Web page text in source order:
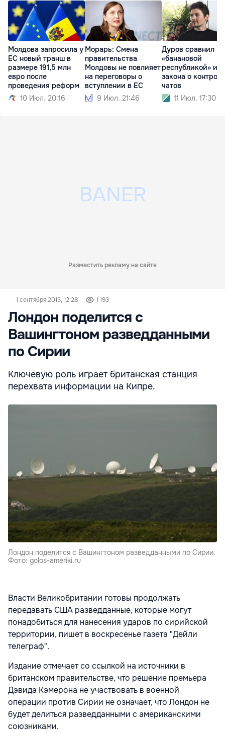
Молдова запросила у
ЕС новый транш в
размере 191,5 млн
евро после
проведения реформ
10 Июл. 20:16
Морарь: Смена
правительства
Молдовы не повлияет
на переговоры о
вступлении в ЕС
9 Июл. 21:46
Дуров сравнил
«банановой
республикой» из-
закона о контроле
чатов
11 Июл. 17:30
Разместить рекламу на сайте
1 сентября 2013, 12:28 1 193
Лондон поделится с
Вашингтоном разведданными
по Сирии
Ключевую роль играет британская станция
перехвата информации на Кипре.
Лондон поделится с Вашингтоном разведданными по Сирии.
Фото: golos-ameriki.ru
Власти Великобритании готовы продолжать
передавать США разведданные, которые могут
понадобиться для нанесения ударов по сирийской
территории, пишет в воскресенье газета "Дейли
телеграф".
Издание отмечает со ссылкой на источники в
британском правительстве, что решение премьера
Дэвида Кэмерона не участвовать в военной
операции против Сирии не означает, что Лондон не
будет делиться разведданными с американскими
союзниками.